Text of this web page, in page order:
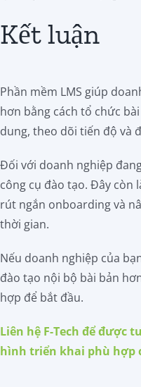
Kết luận
Phần mềm LMS giúp
hơn bằng cách tổ chức
dung, theo dõi tiến độ và
Đối với doanh nghiệp
công cụ đào tạo. Đây còn
rút ngắn onboarding và
thời gian.
Nếu doanh nghiệp của
đào tạo nội bộ bài bản
hợp để bắt đầu.
Liên hệ F-Tech để được
hình triển khai phù hợp